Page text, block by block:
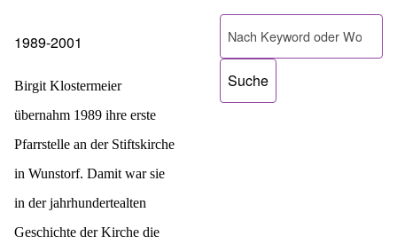
1989-2001
Birgit Klostermeier
übernahm 1989 ihre erste
Pfarrstelle an der Stiftskirche
in Wunstorf. Damit war sie
in der jahrhundertealten
Geschichte der Kirche die
Suche